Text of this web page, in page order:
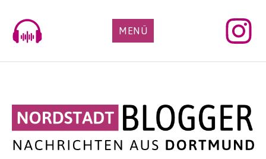
content
MENÜ